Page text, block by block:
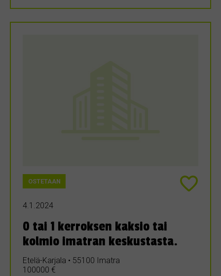
OSTETAAN
4.1.2024
0 tai 1 kerroksen kaksio tai
kolmio imatran keskustasta.
Etelä-Karjala • 55100 Imatra
100000 €